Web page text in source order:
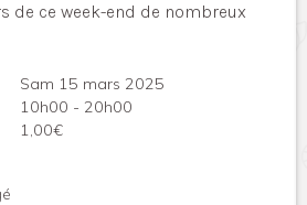
de ce week-end de nombreux
Sam 15 mars 2025
10h00 - 20h00
1,00€